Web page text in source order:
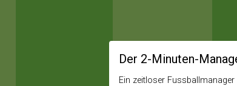
Der 2-Minuten-
Ein zeitloser